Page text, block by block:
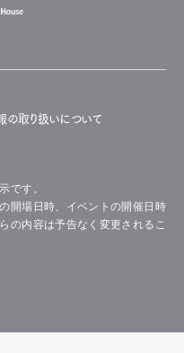
取り扱いについて
です。
開場日時、イベントの開催日時
の内容は予告なく変更されるこ